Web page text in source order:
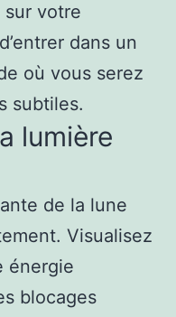
votre
dans un
où vous serez
subtiles.
lumière
de la lune
Visualisez
énergie
blocages